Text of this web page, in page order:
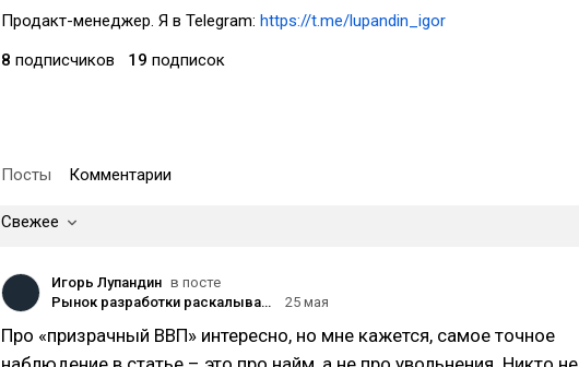
Продакт-менеджер. Я в Telegram: https://t.me/lupandin_igor
8 подписчиков 19 подписок
Посты Комментарии
Свежее
Игорь Лупандин в посте
Рынок разработки раскалывается: на той ли вы стороне?
25 мая
Про «призрачный ВВП» интересно, но мне кажется, самое точное